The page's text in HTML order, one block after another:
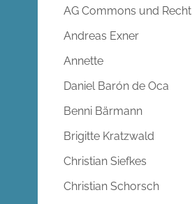
AG Commons und Recht
Andreas Exner
Annette
Daniel Barón de Oca
Benni Bärmann
Brigitte Kratzwald
Christian Siefkes
Christian Schorsch